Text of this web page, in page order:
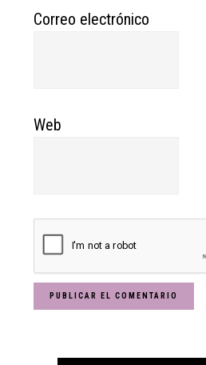
Correo electrónico
Web
Primary